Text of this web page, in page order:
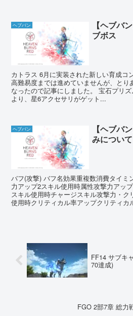
ヘブバン
【ヘブバ
ブボス
カトラス 6月に実装された新しい育成コ
高難易度までは進めていませんが、とり
なったので記事にしました。 宝石プリ
より、星6アクセサリがゲット...
ヘブバン
【ヘブバ
みについて
バフ(攻撃) バフ名効果重複数消費タイミ
力アップ2スキル使用時属性攻撃力アッ
スキル使用時チャージスキル攻撃力・
使用時クリティカル率アップクリティカ
FF14 サブキ
70達成)
FGO 2部7章 総力